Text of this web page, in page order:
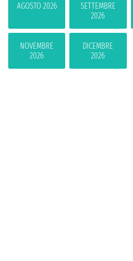
AGOSTO 2026
SETTEMBRE
2026
NOVEMBRE
2026
DICEMBRE
2026